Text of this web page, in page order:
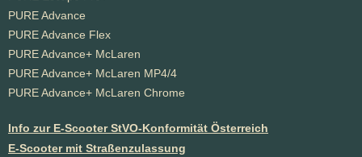
PURE Advance
PURE Advance Flex
PURE Advance+ McLaren
PURE Advance+ McLaren MP4/4
PURE Advance+ McLaren Chrome
Info zur E-Scooter StVO-Konformität Österreich
E-Scooter mit Straßenzulassung